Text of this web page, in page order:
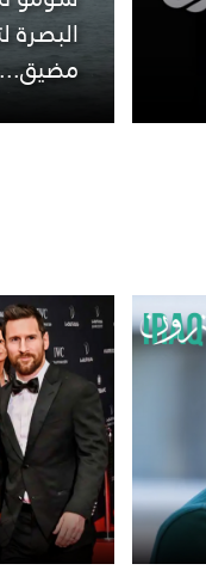
البصرة
مضيق...